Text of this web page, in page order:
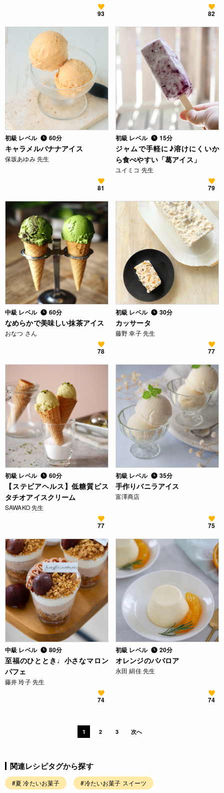
93 82
初級 レベル 60分
キャラメルバナナアイス
保坂あゆみ 先生
81
初級 レベル 15分
ジャムで手軽に♪溶けにくいか
ら食べやすい「葛アイス」
ユイミコ 先生
79
中級 レベル 60分
なめらかで美味しい抹茶アイス
おなつ さん
78
初級 レベル 30分
カッサータ
藤野 幸子 先生
77
初級 レベル 60分
【ステビアヘルス】低糖質ピス
タチオアイスクリーム
SAWAKO 先生
77
初級 レベル 35分
手作りバニラアイス
富澤商店
75
中級 レベル 80分
至福のひととき♩小さなマロン
パフェ
藤井 玲子 先生
74
初級 レベル 20分
オレンジのババロア
永田 絹佳 先生
74
1 2 3 次へ
関連レシピタグから探す
#夏 冷たいお菓子 #冷たいお菓子 スイーツ